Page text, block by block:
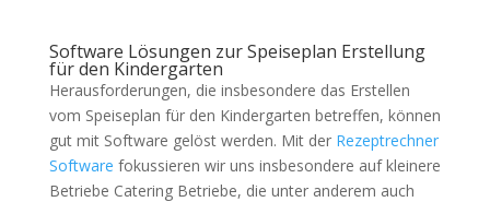
Software Lösungen zur Speiseplan Erstellung
für den Kindergarten
Herausforderungen, die insbesondere das Erstellen
vom Speiseplan für den Kindergarten betreffen, können
gut mit Software gelöst werden. Mit der Rezeptrechner
Software fokussieren wir uns insbesondere auf kleinere
Betriebe Catering Betriebe, die unter anderem auch